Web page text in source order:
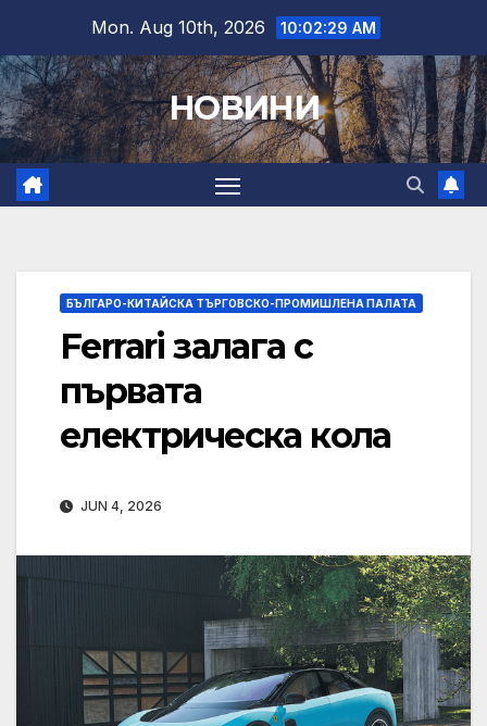
content
Mon. Aug 10th, 2026 10:02:30 AM
НОВИНИ
БЪЛГАРО-КИТАЙСКА ТЪРГОВСКО-ПРОМИШЛЕНА ПАЛАТА
Ferrari залага с
първата
електрическа кола
JUN 4, 2026